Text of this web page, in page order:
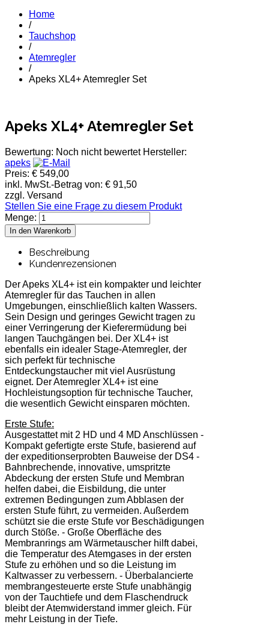
Home
/
Tauchshop
/
Atemregler
/
Apeks XL4+ Atemregler Set
Apeks XL4+ Atemregler Set
Bewertung: Noch nicht bewertet Hersteller:
apeks
Preis: € 549,00
inkl. MwSt.-Betrag von: € 91,50
zzgl. Versand
Stellen Sie eine Frage zu diesem Produkt
Menge:
Beschreibung
Kundenrezensionen
Der Apeks XL4+ ist ein kompakter und leichter
Atemregler für das Tauchen in allen
Umgebungen, einschließlich kalten Wassers.
Sein Design und geringes Gewicht tragen zu
einer Verringerung der Kieferermüdung bei
langen Tauchgängen bei. Der XL4+ ist
ebenfalls ein idealer Stage-Atemregler, der
sich perfekt für technische
Entdeckungstaucher mit viel Ausrüstung
eignet. Der Atemregler XL4+ ist eine
Hochleistungsoption für technische Taucher,
die wesentlich Gewicht einsparen möchten.
Erste Stufe:
Ausgestattet mit 2 HD und 4 MD Anschlüssen -
Kompakt gefertigte erste Stufe, basierend auf
der expeditionserprobten Bauweise der DS4 -
Bahnbrechende, innovative, umspritzte
Abdeckung der ersten Stufe und Membran
helfen dabei, die Eisbildung, die unter
extremen Bedingungen zum Abblasen der
ersten Stufe führt, zu vermeiden. Außerdem
schützt sie die erste Stufe vor Beschädigungen
durch Stöße. - Große Oberfläche des
Membranrings am Wärmetauscher hilft dabei,
die Temperatur des Atemgases in der ersten
Stufe zu erhöhen und so die Leistung im
Kaltwasser zu verbessern. - Überbalancierte
membrangesteuerte erste Stufe unabhängig
von der Tauchtiefe und dem Flaschendruck
bleibt der Atemwiderstand immer gleich. Für
mehr Leistung in der Tiefe.